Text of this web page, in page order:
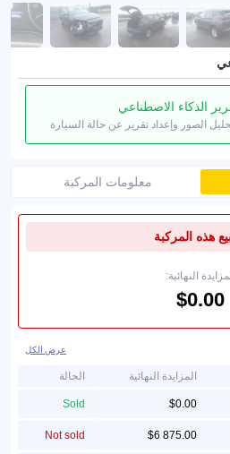
الذكاء الاصطناعي
الصور وإعداد تقرير عن حالة السيارة
معلومات المركبة
هذه المركبة
النهائية:
عرض الكل
المزايدة النهائية الحالة
Sold
Not sold